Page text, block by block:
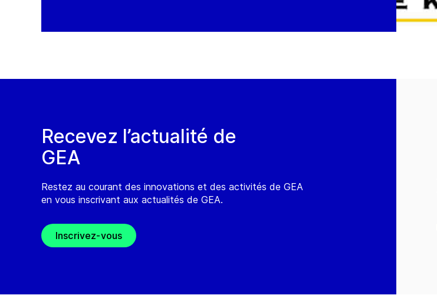
Recevez l’actualité de
GEA
Restez au courant des innovations et des activités de GEA
en vous inscrivant aux actualités de GEA.
Inscrivez-vous